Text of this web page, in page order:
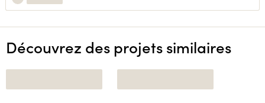
Découvrez des projets similaires